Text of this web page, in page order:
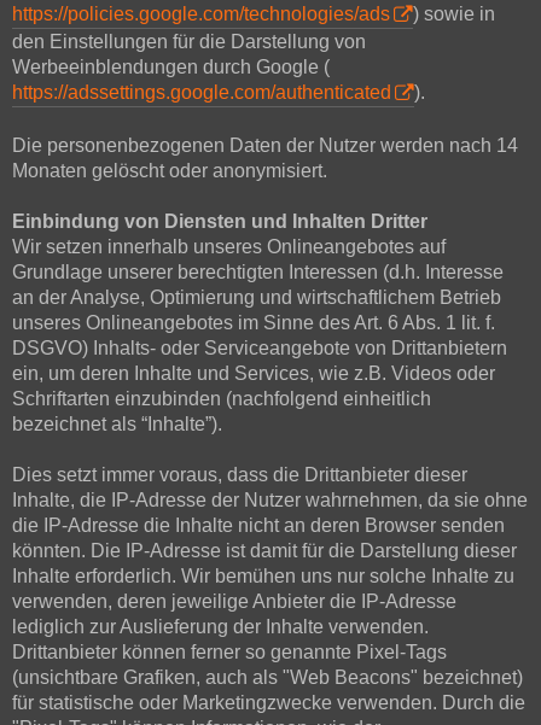
https://policies.google.com/technologies/ads
) sowie in
den Einstellungen für die Darstellung von
Werbeeinblendungen durch Google (
https://adssettings.google.com/authenticated
).
Die personenbezogenen Daten der Nutzer werden nach 14
Monaten gelöscht oder anonymisiert.
Einbindung von Diensten und Inhalten Dritter
Wir setzen innerhalb unseres Onlineangebotes auf
Grundlage unserer berechtigten Interessen (d.h. Interesse
an der Analyse, Optimierung und wirtschaftlichem Betrieb
unseres Onlineangebotes im Sinne des Art. 6 Abs. 1 lit. f.
DSGVO) Inhalts- oder Serviceangebote von Drittanbietern
ein, um deren Inhalte und Services, wie z.B. Videos oder
Schriftarten einzubinden (nachfolgend einheitlich
bezeichnet als “Inhalte”).
Dies setzt immer voraus, dass die Drittanbieter dieser
Inhalte, die IP-Adresse der Nutzer wahrnehmen, da sie ohne
die IP-Adresse die Inhalte nicht an deren Browser senden
könnten. Die IP-Adresse ist damit für die Darstellung dieser
Inhalte erforderlich. Wir bemühen uns nur solche Inhalte zu
verwenden, deren jeweilige Anbieter die IP-Adresse
lediglich zur Auslieferung der Inhalte verwenden.
Drittanbieter können ferner so genannte Pixel-Tags
(unsichtbare Grafiken, auch als "Web Beacons" bezeichnet)
für statistische oder Marketingzwecke verwenden. Durch die